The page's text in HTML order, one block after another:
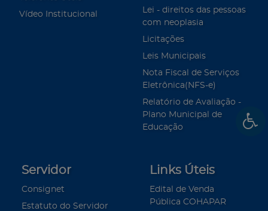
Vídeo Institucional
Lei - direitos das pessoas
com neoplasia
Licitações
Leis Municipais
Nota Fiscal de Serviços
Eletrônica(NFS-e)
Relatório de Avaliação -
Plano Municipal de
Educação
Servidor
Consignet
Estatuto do Servidor
Links Úteis
Edital de Venda
Pública COHAPAR